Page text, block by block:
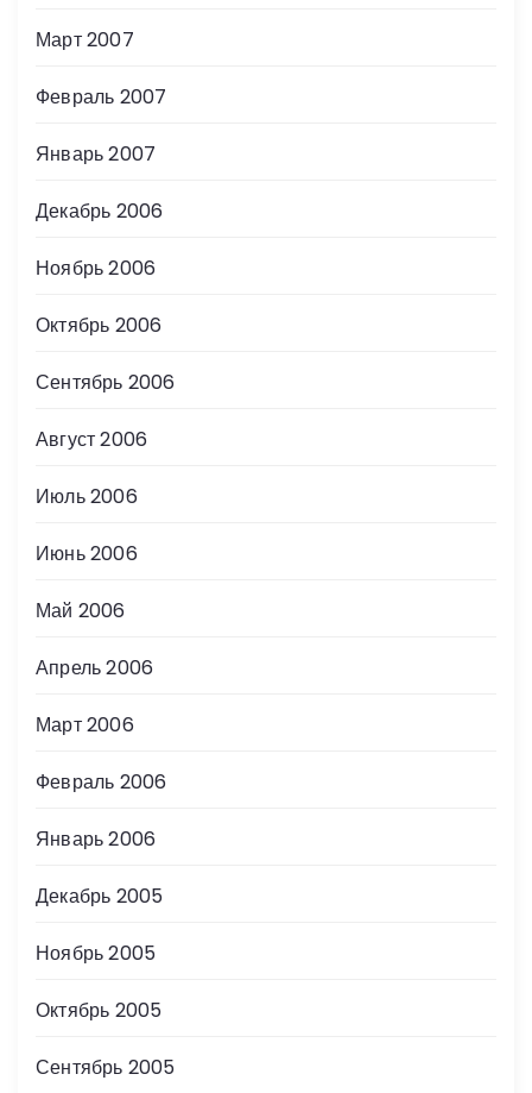
Март 2007
Февраль 2007
Январь 2007
Декабрь 2006
Ноябрь 2006
Октябрь 2006
Сентябрь 2006
Август 2006
Июль 2006
Июнь 2006
Май 2006
Апрель 2006
Март 2006
Февраль 2006
Январь 2006
Декабрь 2005
Ноябрь 2005
Октябрь 2005
Сентябрь 2005